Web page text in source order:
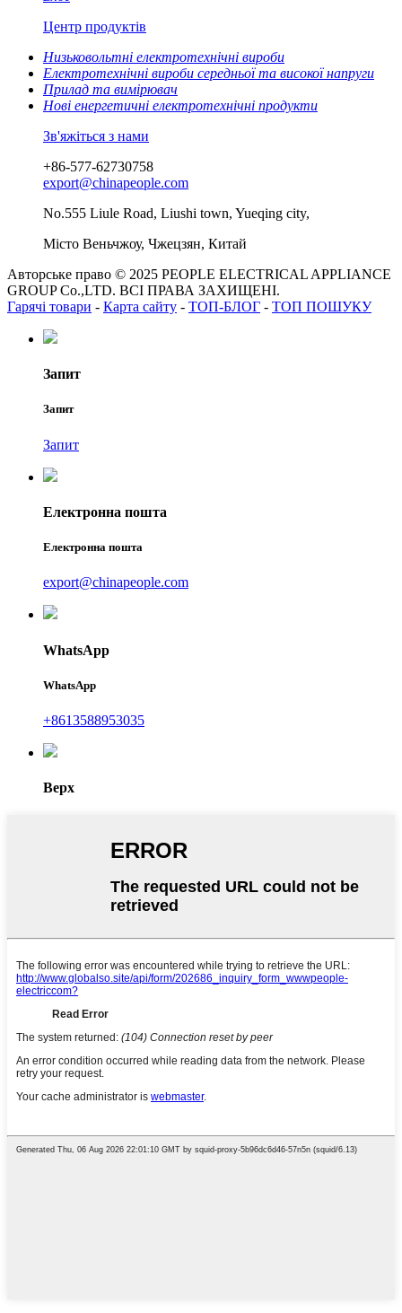
Центр продуктів
Низьковольтні електротехнічні вироби
Електротехнічні вироби середньої та високої напруги
Прилад та вимірювач
Нові енергетичні електротехнічні продукти
Зв'яжіться з нами
+86-577-62730758
export@chinapeople.com
No.555 Liule Road, Liushi town, Yueqing city,
Місто Веньчжоу, Чжецзян, Китай
Авторське право © 2025 PEOPLE ELECTRICAL APPLIANCE
GROUP Co.,LTD. ВСІ ПРАВА ЗАХИЩЕНІ.
Гарячі товари - Карта сайту - ТОП-БЛОГ - ТОП ПОШУКУ
Запит
Запит
Запит
Електронна пошта
Електронна пошта
export@chinapeople.com
WhatsApp
WhatsApp
+8613588953035
Верх